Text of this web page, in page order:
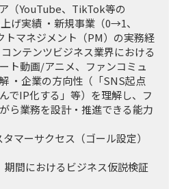
（YouTube、TikTok等の
げ実績 ・新規事業（0→1、
マネジメント（PM）の実務経
ンテンツビジネス業界における
ト動画/アニメ、ファンコミュ
・企業の方向性（「SNS起点
でIP化する」等）を理解し、フ
ら業務を設計・推進できる能力
マーサクセス（ゴール設定）
期間におけるビジネス仮説検証